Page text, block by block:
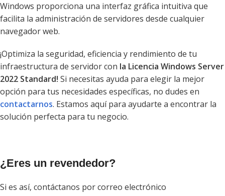
Windows proporciona una interfaz gráfica intuitiva que
facilita la administración de servidores desde cualquier
navegador web.
¡Optimiza la seguridad, eficiencia y rendimiento de tu
infraestructura de servidor con la Licencia Windows Server
2022 Standard! Si necesitas ayuda para elegir la mejor
opción para tus necesidades específicas, no dudes en
contactarnos. Estamos aquí para ayudarte a encontrar la
solución perfecta para tu negocio.
¿Eres un revendedor?
Si es así, contáctanos por correo electrónico